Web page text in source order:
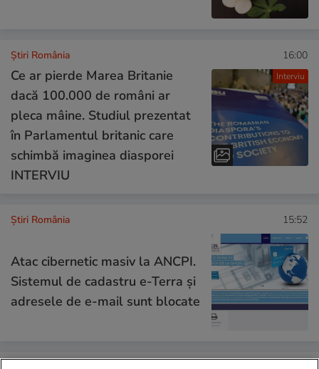
Interviu
Știri România 16:00
Ce ar pierde Marea Britanie
dacă 100.000 de români ar
pleca mâine. Studiul prezentat
în Parlamentul britanic care
schimbă imaginea diasporei
INTERVIU
Știri România 15:52
Atac cibernetic masiv la ANCPI.
Sistemul de cadastru e-Terra și
adresele de e-mail sunt blocate